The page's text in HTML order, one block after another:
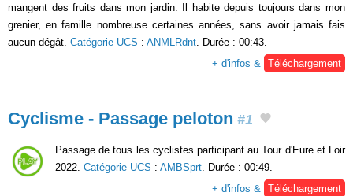
mangent des fruits dans mon jardin. Il habite depuis toujours dans mon
grenier, en famille nombreuse certaines années, sans avoir jamais fais
aucun dégât. Catégorie UCS : ANMLRdnt . Durée : 00:43.
+ d'infos &
Téléchargement
Cyclisme - Passage peloton #1
Passage de tous les cyclistes participant au Tour d'Eure et Loir
2022. Catégorie UCS : AMBSprt. Durée : 00:49.
+ d'infos & Téléchargement